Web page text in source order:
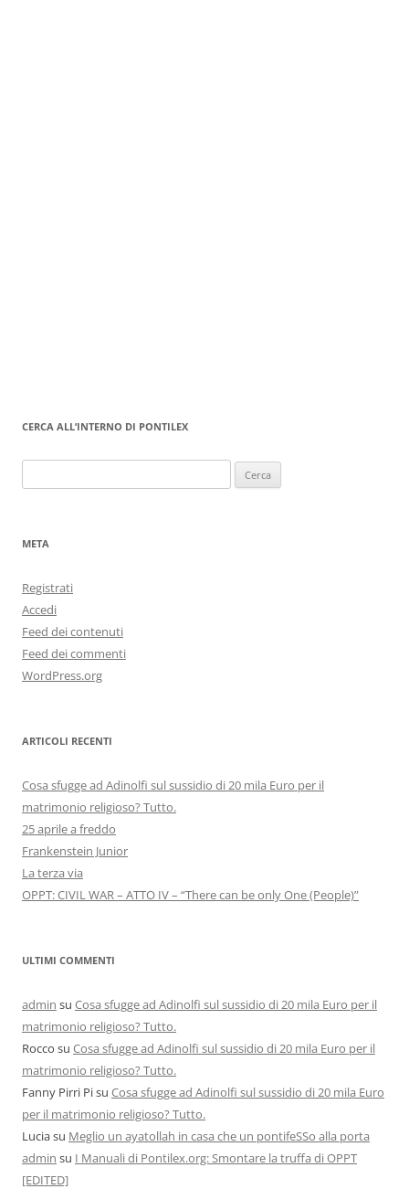
CERCA ALL’INTERNO DI PONTILEX
per:
META
Registrati
Accedi
Feed dei contenuti
Feed dei commenti
WordPress.org
ARTICOLI RECENTI
Cosa sfugge ad Adinolfi sul sussidio di 20 mila Euro per il
matrimonio religioso? Tutto.
25 aprile a freddo
Frankenstein Junior
La terza via
OPPT: CIVIL WAR – ATTO IV – “There can be only One (People)”
ULTIMI COMMENTI
admin su Cosa sfugge ad Adinolfi sul sussidio di 20 mila Euro per il
matrimonio religioso? Tutto.
Rocco su Cosa sfugge ad Adinolfi sul sussidio di 20 mila Euro per il
matrimonio religioso? Tutto.
Fanny Pirri Pisu Cosa sfugge ad Adinolfi sul sussidio di 20 mila Euro
per il matrimonio religioso? Tutto.
Luciasu Meglio un ayatollah in casa che un pontifeSSo alla porta
admin su I Manuali di Pontilex.org: Smontare la truffa di OPPT
[EDITED]